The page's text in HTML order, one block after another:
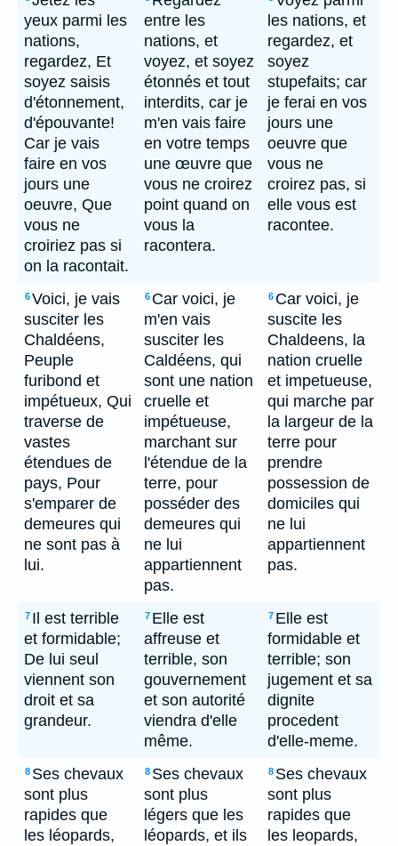
yeux parmi les
nations,
regardez, Et
soyez saisis
d'étonnement,
d'épouvante!
Car je vais
faire en vos
jours une
oeuvre, Que
vous ne
croiriez pas si
on la racontait.
entre les
nations, et
voyez, et soyez
étonnés et tout
interdits, car je
m'en vais faire
en votre temps
une œuvre que
vous ne croirez
point quand on
vous la
racontera.
les nations, et
regardez, et
soyez
stupefaits; car
je ferai en vos
jours une
oeuvre que
vous ne
croirez pas, si
elle vous est
racontee.
6Voici, je vais
susciter les
Chaldéens,
Peuple
furibond et
impétueux, Qui
traverse de
vastes
étendues de
pays, Pour
s'emparer de
demeures qui
ne sont pas à
lui.
6 Car voici, je
m'en vais
susciter les
Caldéens, qui
sont une nation
cruelle et
impétueuse,
marchant sur
l'étendue de la
terre, pour
posséder des
demeures qui
ne lui
appartiennent
pas.
6 Car voici, je
suscite les
Chaldeens, la
nation cruelle
et impetueuse,
qui marche par
la largeur de la
terre pour
prendre
possession de
domiciles qui
ne lui
appartiennent
pas.
7 Il est terrible
et formidable;
De lui seul
viennent son
droit et sa
grandeur.
7 Elle est
affreuse et
terrible, son
gouvernement
et son autorité
viendra d'elle
même.
7 Elle est
formidable et
terrible; son
jugement et sa
dignite
procedent
d'elle-meme.
8 Ses chevaux
sont plus
rapides que
les léopards,
8 Ses chevaux
sont plus
légers que les
léopards, et ils
8 Ses chevaux
sont plus
rapides que
les leopards,